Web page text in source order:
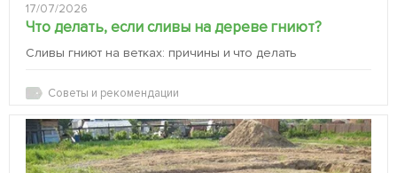
17/07/2026
Что делать, если сливы на дереве гниют?
Сливы гниют на ветках: причины и что делать
Советы и рекомендации